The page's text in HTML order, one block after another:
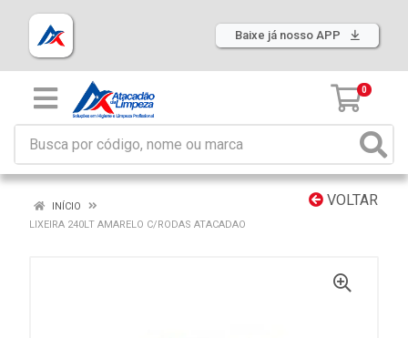
Baixe já nosso APP
0
VOLTAR
INÍCIO
LIXEIRA 240LT AMARELO C/RODAS ATACADAO